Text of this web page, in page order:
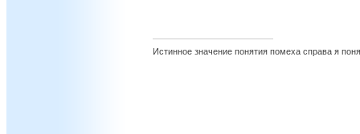
Истинное значение понятия помеха справа я